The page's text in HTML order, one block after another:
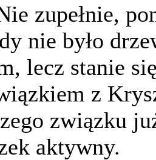
zupełnie,
nie było
lecz stanie
z
związku
aktywny.